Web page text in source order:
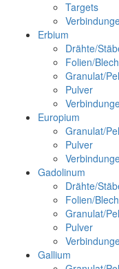
Targets
Erbium
Drähte/
Folien/
Granulat/
Pulver
Europium
Granulat/
Pulver
Gadolinum
Drähte/
Folien/
Granulat/
Pulver
Gallium